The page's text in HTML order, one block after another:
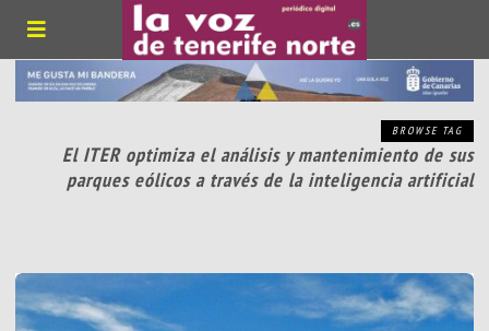
BROWSE TAG
El ITER optimiza el análisis y mantenimiento de sus
parques eólicos a través de la inteligencia artificial